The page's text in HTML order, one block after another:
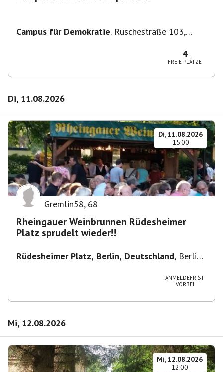
Campus für Demokratie, Ruschestraße 103,
4
FREIE PLÄTZE
Di, 11.08.2026
Di, 11.08.2026
15:00
Gremlin58, 68
Rheingauer Weinbrunnen Rüdesheimer
Platz sprudelt wieder!!
Rüdesheimer Platz, Berlin, Deutschland, Berlin-
ANMELDEFRIST
VORBEI
Mi, 12.08.2026
Mi, 12.08.2026
12:00